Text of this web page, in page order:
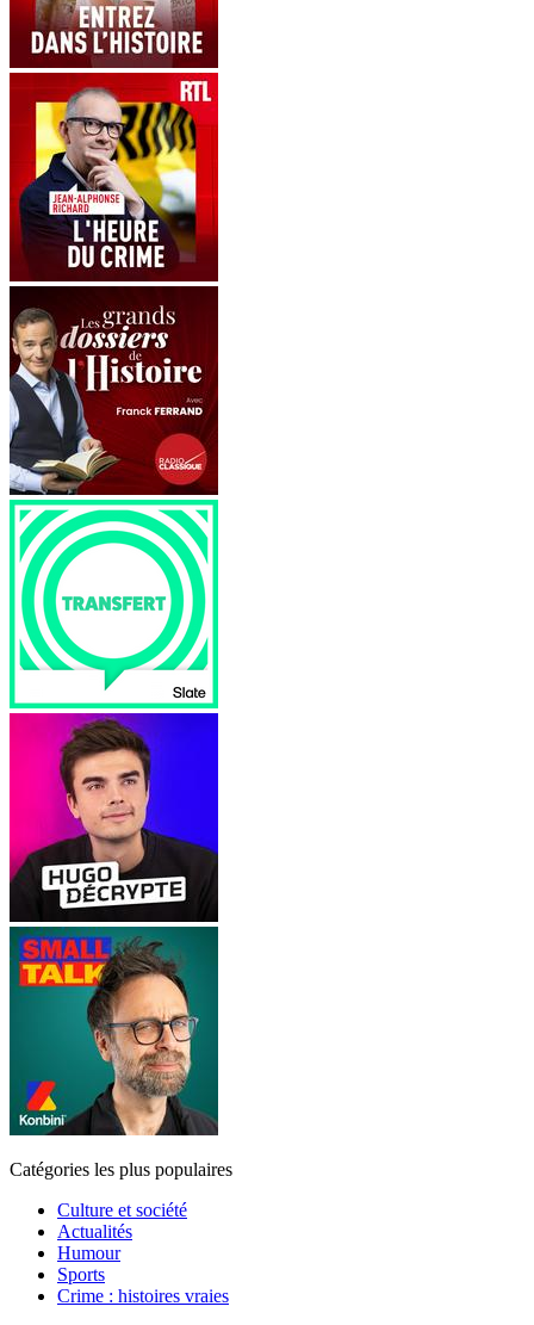
Catégories les plus populaires
Culture et société
Actualités
Humour
Sports
Crime : histoires vraies